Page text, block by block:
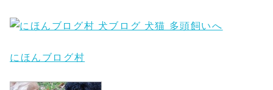
にほんブログ村